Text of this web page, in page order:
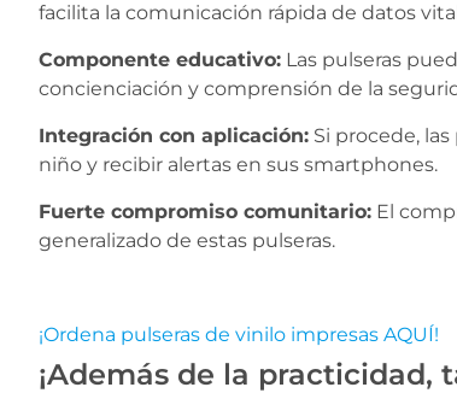
facilita la comunicación rápida de datos
Componente educativo: Las pulseras
concienciación y comprensión de la
Integración con aplicación: Si procede,
niño y recibir alertas en sus smartphones.
Fuerte compromiso comunitario: El
generalizado de estas pulseras.
¡Ordena pulseras de vinilo impresas AQUÍ!
¡Además de la